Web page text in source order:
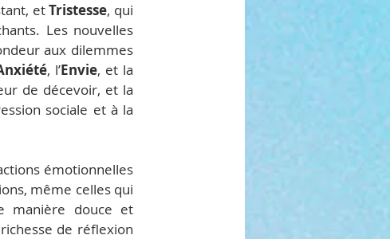
et Tristesse, qui
Les nouvelles
aux dilemmes
, l’Envie
de décevoir, et la
sociale et à la
émotionnelles
même celles qui
manière douce et
de réflexion